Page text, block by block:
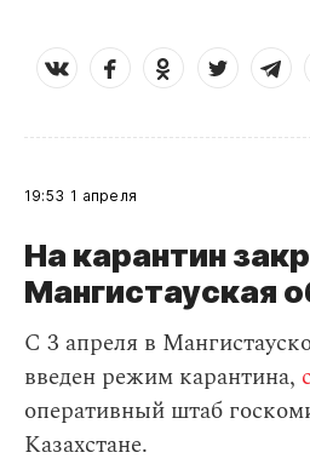
19:53 1 апреля
На карантин
Мангистауская
С 3 апреля в
введен режим карантина,
оперативный штаб
Казахстане.